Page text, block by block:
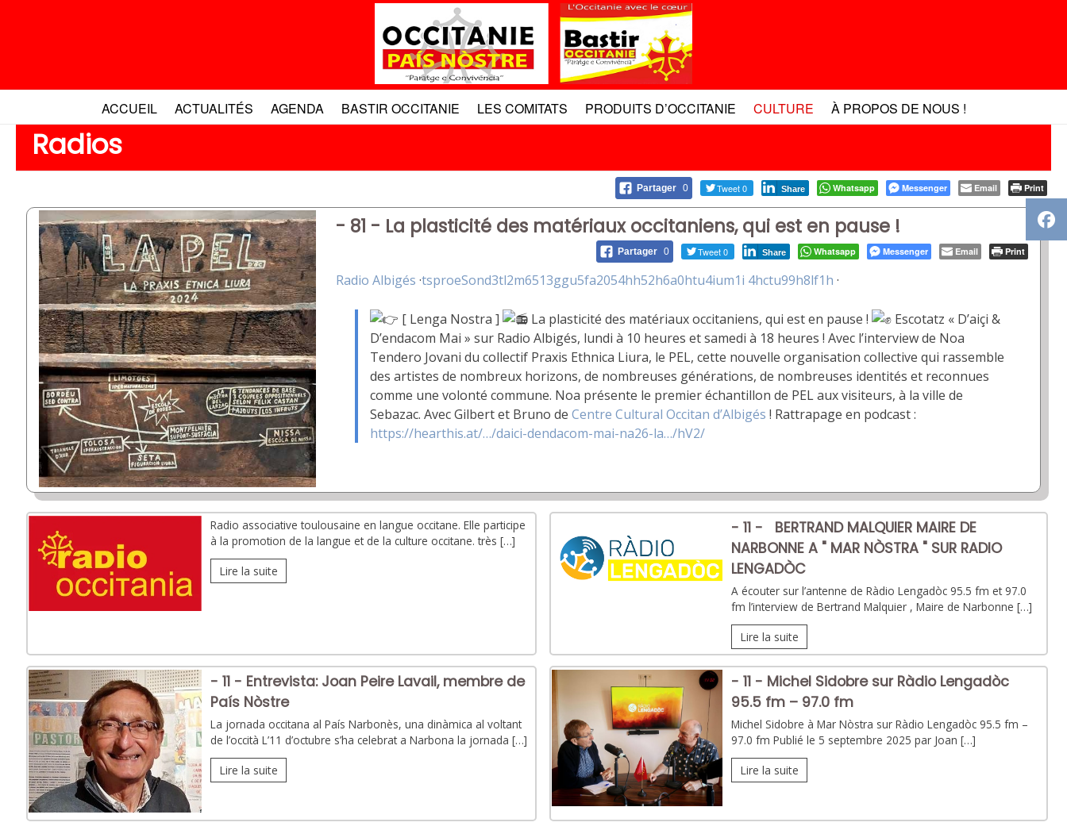
ACCUEIL ACTUALITÉS AGENDA BASTIR OCCITANIE LES COMITATS PRODUITS D’OCCITANIE CULTURE À PROPOS DE NOUS !
Radios
Partager 0 Tweet 0 Share Whatsapp Messenger Email Print
- 81 - La plasticité des matériaux occitaniens, qui est en pause !
Partager 0 Tweet 0 Share Whatsapp Messenger Email Print
Radio Albigés ·tsproeSond3tl2m6513ggu5fa2054hh52h6a0htu4ium1i 4hctu99h8lf1h ·
[ Lenga Nostra ] La plasticité des matériaux occitaniens, qui est en pause !
Escotatz « D’aiçi &
D’endacom Mai » sur Radio Albigés, lundi à 10 heures et samedi à 18 heures ! Avec l’interview de Noa
Tendero Jovani du collectif Praxis Ethnica Liura, le PEL, cette nouvelle organisation collective qui rassemble
des artistes de nombreux horizons, de nombreuses générations, de nombreuses identités et reconnues
comme une volonté commune. Noa présente le premier échantillon de PEL aux visiteurs, à la ville de
Sebazac. Avec Gilbert et Bruno deCentre Cultural Occitan d’Albigés ! Rattrapage en podcast :
https://hearthis.at/…/daici-dendacom-mai-na26-la…/hV2/
Radio associative toulousaine en langue occitane. Elle participe
à la promotion de la langue et de la culture occitane. très […]
Lire la suite
- 11 - BERTRAND MALQUIER MAIRE DE
NARBONNE A " MAR NÒSTRA " SUR RADIO
LENGADÒC
A écouter sur l’antenne de Ràdio Lengadòc 95.5 fm et 97.0
fm l’interview de Bertrand Malquier , Maire de Narbonne […]
Lire la suite
- 11 - Entrevista: Joan Peire Lavail, membre de
País Nòstre
La jornada occitana al País Narbonès, una dinàmica al voltant
de l’occità L’11 d’octubre s’ha celebrat a Narbona la jornada […]
Lire la suite
- 11 - Michel Sidobre sur Ràdio Lengadòc
95.5 fm – 97.0 fm
Michel Sidobre à Mar Nòstra sur Ràdio Lengadòc 95.5 fm –
97.0 fm Publié le 5 septembre 2025 par Joan […]
Lire la suite